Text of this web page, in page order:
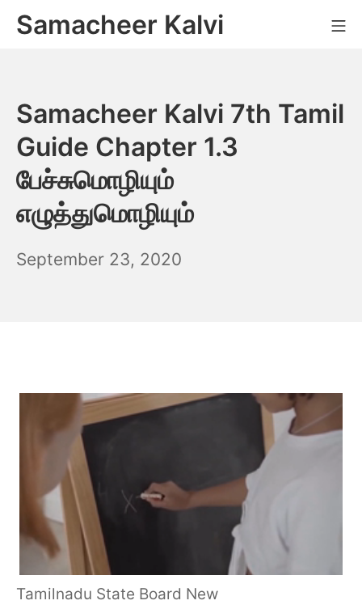
SkipSamacheer Kalvi
Samacheer Kalvi 7th Tamil
Guide Chapter 1.3
பேச்சுமொழியும்
எழுத்துமொழியும்
September 23, 2020
Tamilnadu State Board New